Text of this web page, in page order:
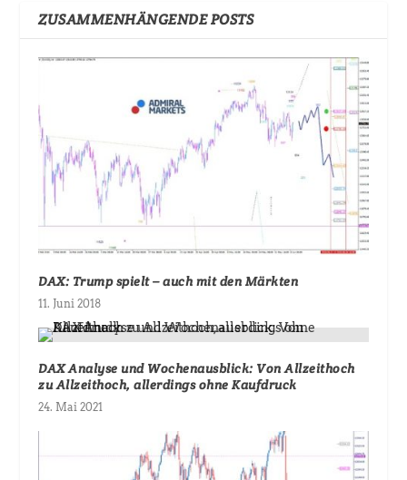
ZUSAMMENHÄNGENDE POSTS
DAX: Trump spielt – auch mit den Märkten
11. Juni 2018
DAX Analyse und Wochenausblick: Von Allzeithoch
zu Allzeithoch, allerdings ohne Kaufdruck
24. Mai 2021